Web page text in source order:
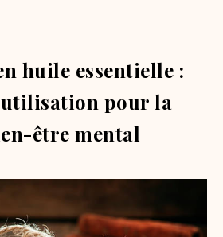
huile essentielle :
pour la
être mental